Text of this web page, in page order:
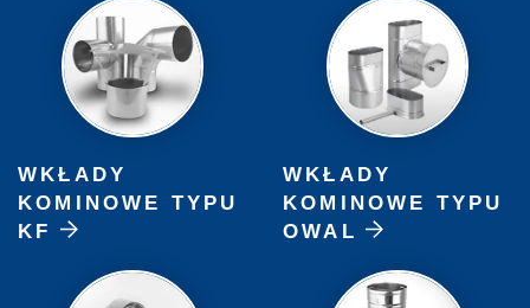
WKŁADY
KOMINOWE TYPU
KF
WKŁADY
KOMINOWE TYPU
OWAL